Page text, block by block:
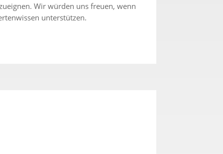
Wir würden uns freuen, wenn
unterstützen.